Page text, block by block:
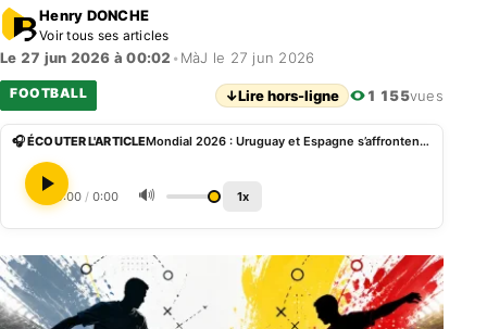
Henry DONCHE
Voir tous ses articles
Le 27 jun 2026 à 00:02 • MàJ le 27 jun 2026
FOOTBALL ↓Lire hors-ligne 1 155vues
🎧 ÉCOUTER L'ARTICLE Mondial 2026 : Uruguay et Espagne s’affrontent pour valider leur qualification dans le Groupe H
0:00 / 0:00 🔊 1x